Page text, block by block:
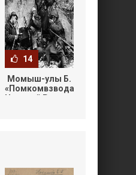
14
Момыш-улы Б.
«Помкомвзвода
Николай Редин»